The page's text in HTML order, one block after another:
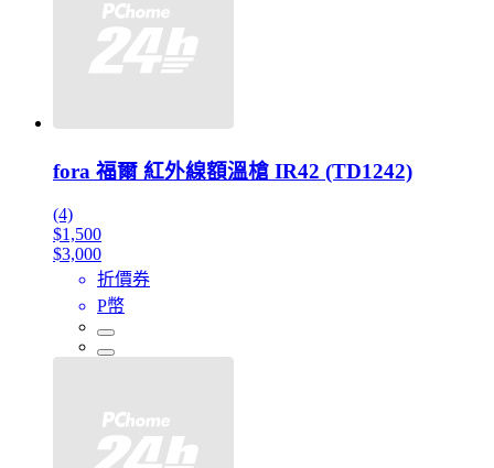
fora 福爾 紅外線額溫槍 IR42 (TD1242)
(4)
$1,500
$3,000
折價券
P幣